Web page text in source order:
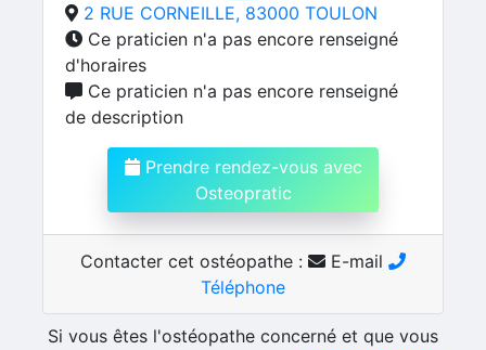
2 RUE CORNEILLE, 83000 TOULON
Ce praticien n'a pas encore renseigné
d'horaires
Ce praticien n'a pas encore renseigné
de description
Prendre rendez-vous avec
Osteopratic
Contacter cet ostéopathe :
E-mail
Téléphone
Si vous êtes l'ostéopathe concerné et que vous